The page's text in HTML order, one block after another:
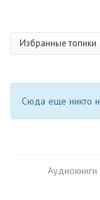
Избранные топики
Сюда еще никто
Аудиокниги